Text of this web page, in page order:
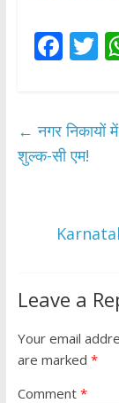
F
b
o
T
← नगर निकायों
शुल्क-सी एम!
Leave a
Your email
are marked *
Comment *